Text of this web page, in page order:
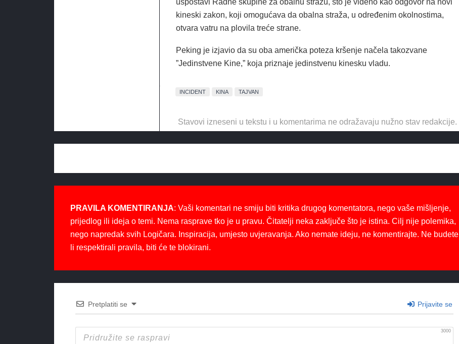
uspostavi Radne skupine za obalnu stražu, što je viđeno kao odgovor na novi
kineski zakon, koji omogućava da obalna straža, u određenim okolnostima,
otvara vatru na plovila treće strane.
Peking je izjavio da su oba američka poteza kršenje načela takozvane
”Jedinstvene Kine,” koja priznaje jedinstvenu kinesku vladu.
INCIDENT KINA TAJVAN
Stavovi izneseni u tekstu i u komentarima ne odražavaju nužno stav redakcije.
PRAVILA KOMENTIRANJA: Vaši komentari ne smiju biti kritika drugog komentatora, nego vaše mišljenje,
prijedlog ili ideja o temi. Nema rasprave tko je u pravu. Čitatelji neka zaključe što je istina. Cilj nije polemika,
nego napredak svih Logičara. Inspiracija, umjesto uvjeravanja. Ako nemate ideju, ne komentirajte. Ne budete
li respektirali pravila, biti će te blokirani.
Pretplatiti se Prijavite se
3000